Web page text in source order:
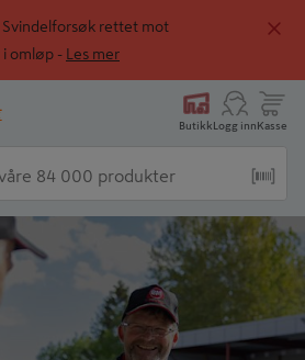
rettet mot
omløp -
Les mer
ButikkLogg innKasse